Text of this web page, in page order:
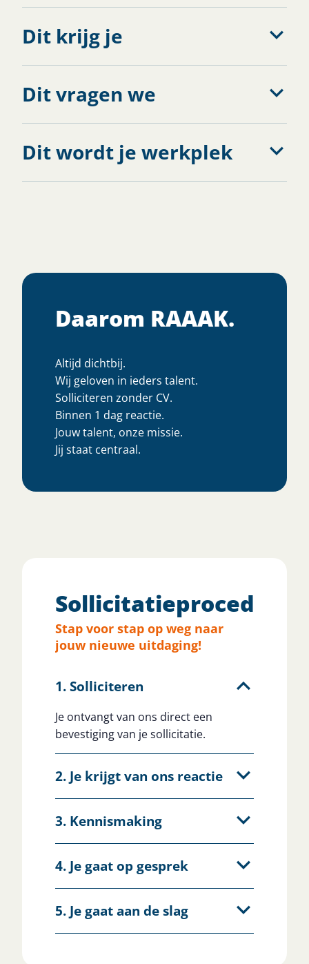
Dit krijg je
Dit vragen we
Dit wordt je werkplek
Daarom RAAAK.
Altijd dichtbij.
Wij geloven in ieders talent.
Solliciteren zonder CV.
Binnen 1 dag reactie.
Jouw talent, onze missie.
Jij staat centraal.
Sollicitatieprocedure
Stap voor stap op weg naar
jouw nieuwe uitdaging!
1. Solliciteren
Je ontvangt van ons direct een
bevestiging van je sollicitatie.
2. Je krijgt van ons reactie
3. Kennismaking
4. Je gaat op gesprek
5. Je gaat aan de slag